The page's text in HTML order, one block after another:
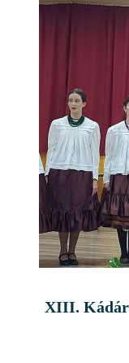
XIII. Kádár